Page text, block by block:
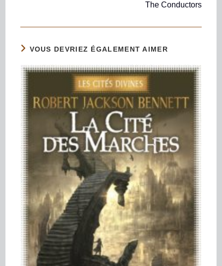
The Conductors
VOUS DEVRIEZ ÉGALEMENT AIMER